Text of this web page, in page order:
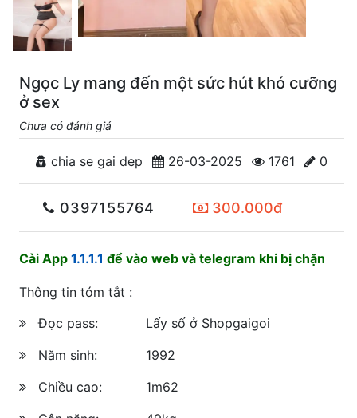
Ngọc Ly mang đến một sức hút khó cưỡng
ở sex
Chưa có đánh giá
chia se gai dep 26-03-2025 1761 0
0397155764 300.000đ
Cài App 1.1.1.1 để vào web và telegram khi bị chặn
Thông tin tóm tắt :
Đọc pass:
Lấy số ở Shopgaigoi
Năm sinh:
1992
Chiều cao:
1m62